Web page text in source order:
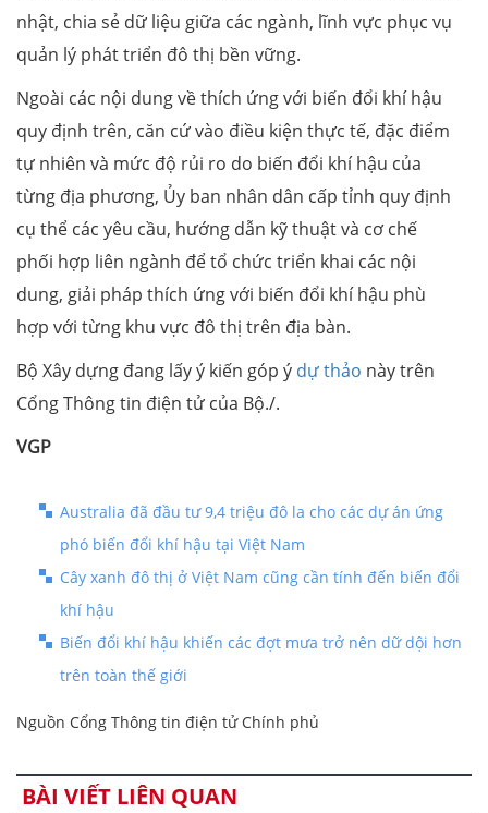
nhật, chia sẻ dữ liệu giữa các ngành, lĩnh vực phục vụ
quản lý phát triển đô thị bền vững.
Ngoài các nội dung về thích ứng với biến đổi khí hậu
quy định trên, căn cứ vào điều kiện thực tế, đặc điểm
tự nhiên và mức độ rủi ro do biến đổi khí hậu của
từng địa phương, Ủy ban nhân dân cấp tỉnh quy định
cụ thể các yêu cầu, hướng dẫn kỹ thuật và cơ chế
phối hợp liên ngành để tổ chức triển khai các nội
dung, giải pháp thích ứng với biến đổi khí hậu phù
hợp với từng khu vực đô thị trên địa bàn.
Bộ Xây dựng đang lấy ý kiến góp ý dự thảo này trên
Cổng Thông tin điện tử của Bộ./.
VGP
Australia đã đầu tư 9,4 triệu đô la cho các dự án ứng
phó biến đổi khí hậu tại Việt Nam
Cây xanh đô thị ở Việt Nam cũng cần tính đến biến đổi
khí hậu
Biến đổi khí hậu khiến các đợt mưa trở nên dữ dội hơn
trên toàn thế giới
Nguồn Cổng Thông tin điện tử Chính phủ
BÀI VIẾT LIÊN QUAN